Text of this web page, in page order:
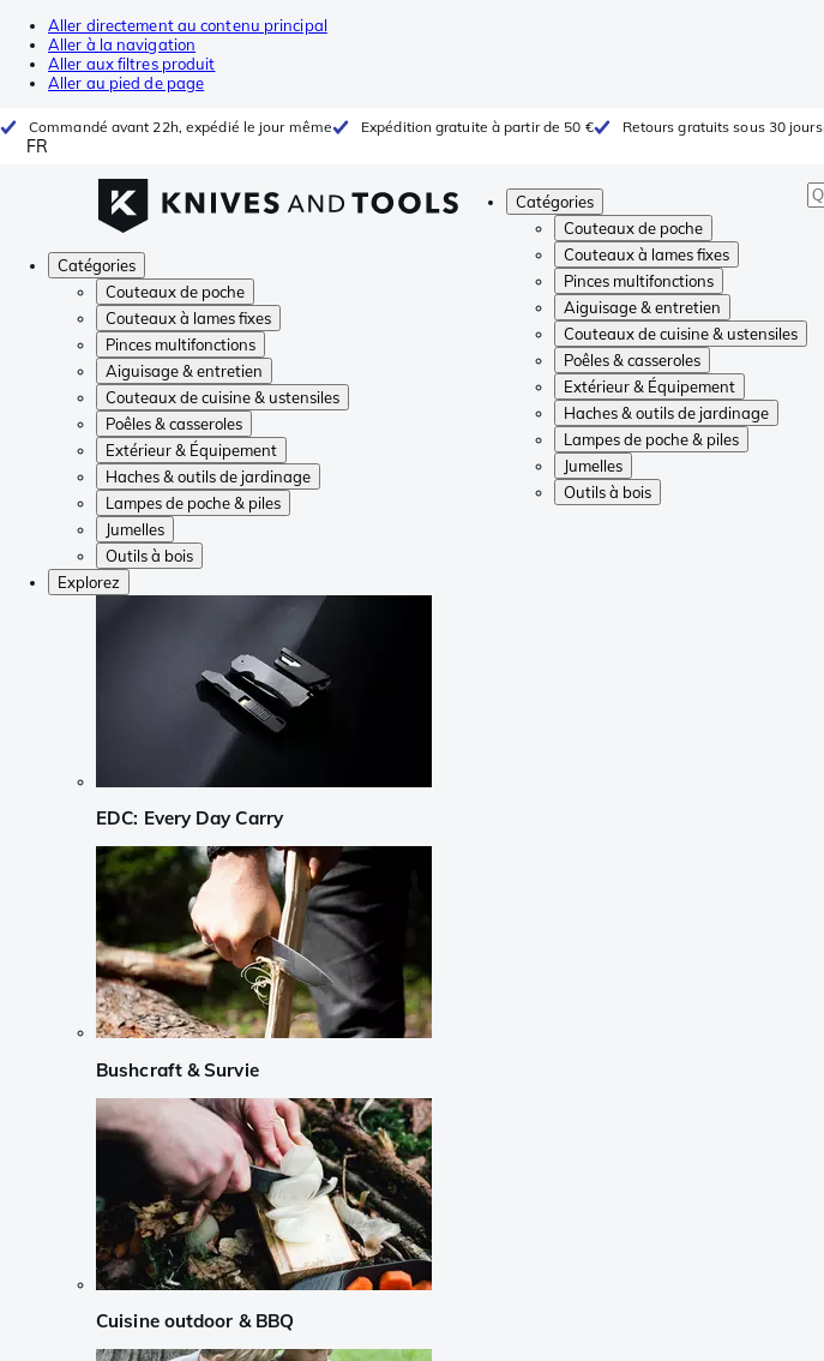
Aller directement au contenu principal
Aller à la navigation
Aller aux filtres produit
Aller au pied de page
Commandé avant 22h, expédié le jour même Expédition gratuite à partir de 50 € Retours gratuits sous 30 jours
FR
Catégories
Couteaux de poche
Couteaux à lames fixes
Pinces multifonctions
Aiguisage & entretien
Couteaux de cuisine & ustensiles
Poêles & casseroles
Extérieur & Équipement
Haches & outils de jardinage
Lampes de poche & piles
Jumelles
Outils à bois
Catégories
Couteaux de poche
Couteaux à lames fixes
Pinces multifonctions
Aiguisage & entretien
Couteaux de cuisine & ustensiles
Poêles & casseroles
Extérieur & Équipement
Haches & outils de jardinage
Lampes de poche & piles
Jumelles
Outils à bois
Explorez
EDC: Every Day Carry
Bushcraft & Survie
Cuisine outdoor & BBQ